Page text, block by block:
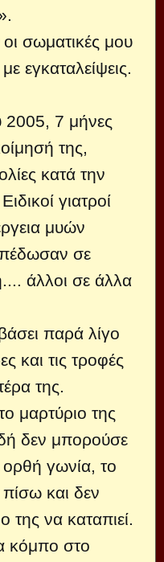
σωματικές μου
εγκαταλείψεις.
2005, 7 μήνες
της,
κατά την
γιατροί
μυών
σε
άλλοι σε άλλα
παρά λίγο
και τις τροφές
της.
μαρτύριο της
δεν μπορούσε
ορθή γωνία, το
και δεν
της να καταπιεί.
κόμπο στο